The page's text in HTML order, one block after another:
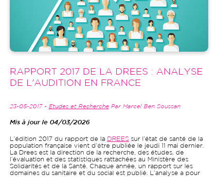
RAPPORT 2017 DE LA DREES : ANALYSE
DE L'AUDITION EN FRANCE
23-05-2017 - Etudes et Recherche Par Marcel Ben Soussan
Mis à jour le 04/03/2026
L’édition 2017 du rapport de la DREES sur l’état de santé de la
population française vient d’être publiée le jeudi 11 mai dernier.
La Drees est la direction de la recherche, des études, de
l’évaluation et des statistiques rattachées au Ministère des
Solidarités et de la Santé. Chaque année, un rapport sur les
domaines du sanitaire et du social est publié. L’analyse a pour